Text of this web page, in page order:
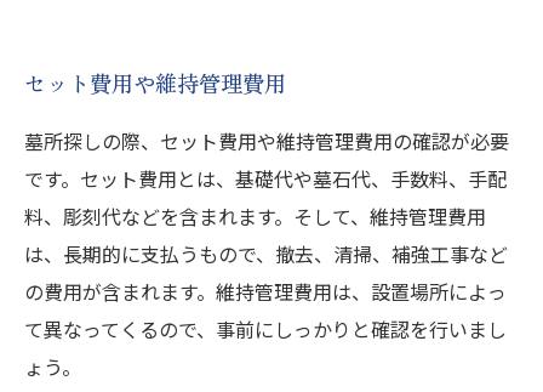
セット費用や維持管理費用
墓所探しの際、セット費用や維持管理費用の確認が必要
です。セット費用とは、基礎代や墓石代、手数料、手配
料、彫刻代などを含まれます。そして、維持管理費用
は、長期的に支払うもので、撤去、清掃、補強工事など
の費用が含まれます。維持管理費用は、設置場所によっ
て異なってくるので、事前にしっかりと確認を行いまし
ょう。